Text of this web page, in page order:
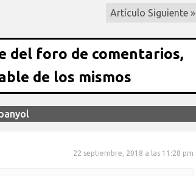
Artículo Siguiente »
del foro de comentarios,
de los mismos
22 septiembre, 2018 a las 11:28 pm